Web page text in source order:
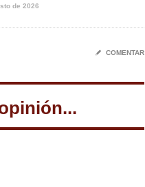
de 2026
✎ COMENTAR